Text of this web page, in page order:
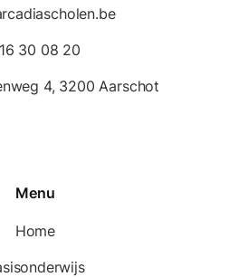
30 08 20
4, 3200 Aarschot
Menu
Home